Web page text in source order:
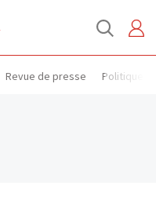
Revue de presse Politique